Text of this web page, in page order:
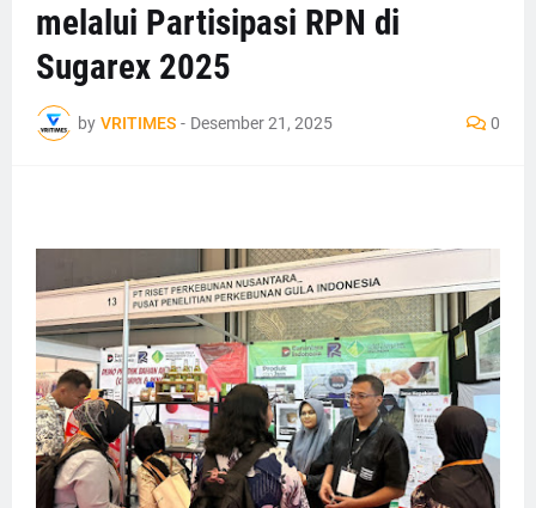
melalui Partisipasi RPN di
Sugarex 2025
by VRITIMES - Desember 21, 2025 0